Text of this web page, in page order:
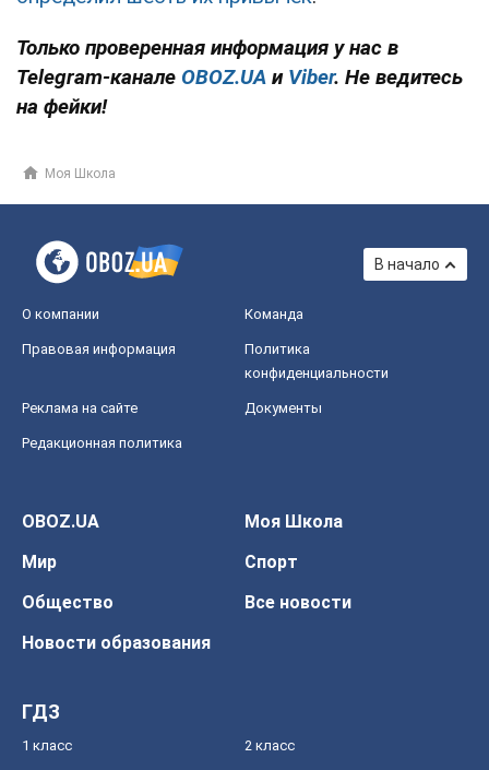
Только проверенная информация у нас в
Telegram-канале OBOZ.UA и Viber. Не ведитесь
на фейки!
Моя Школа
В начало
О компании Команда
Правовая информация
Политика
конфиденциальности
Реклама на сайте Документы
Редакционная политика
OBOZ.UA
Моя Школа
Мир
Спорт
Общество
Все новости
Новости образования
ГДЗ
1 класс 2 класс